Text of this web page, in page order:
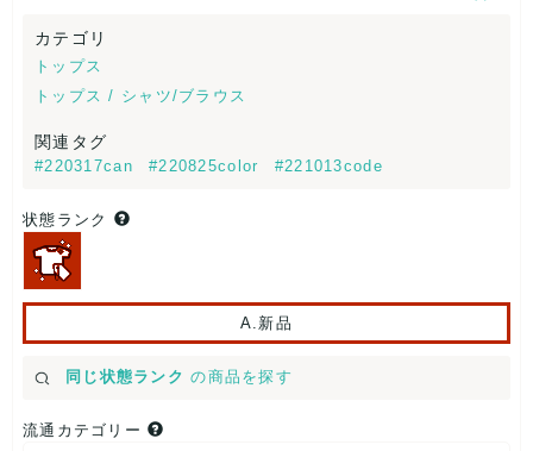
カテゴリ
トップス
トップス / シャツ/ブラウス
関連タグ
#220317can #220825color #221013code
状態ランク
A.新品
同じ状態ランク の商品を探す
流通カテゴリー